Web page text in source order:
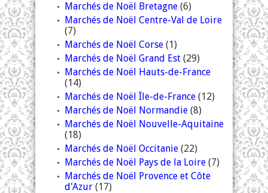
Marchés de Noël Bretagne (6)
Marchés de Noël Centre-Val de Loire
(7)
Marchés de Noël Corse (1)
Marchés de Noël Grand Est (29)
Marchés de Noël Hauts-de-France
(14)
Marchés de Noël Île-de-France (12)
Marchés de Noël Normandie (8)
Marchés de Noël Nouvelle-Aquitaine
(18)
Marchés de Noël Occitanie (22)
Marchés de Noël Pays de la Loire (7)
Marchés de Noël Provence et Côte
d'Azur (17)